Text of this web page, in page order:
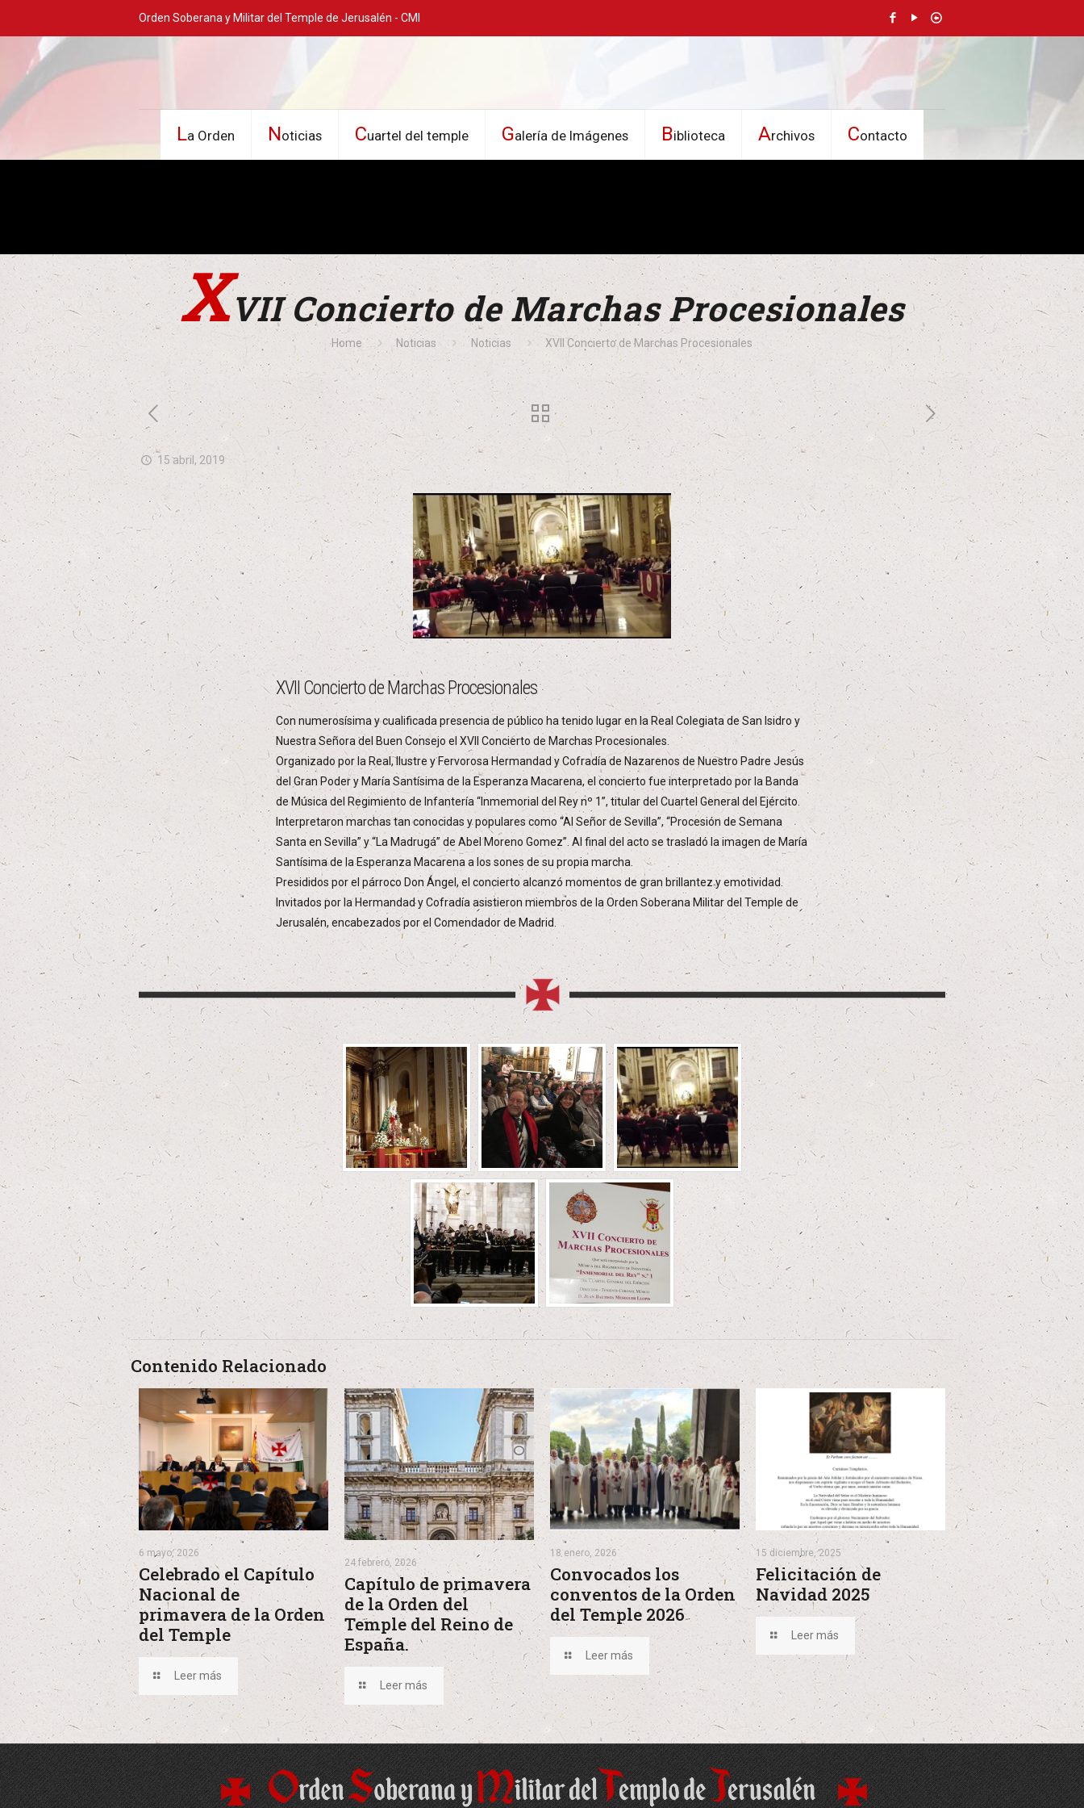
Orden Soberana y Militar del Temple de Jerusalén - CMI
La Orden Noticias Cuartel del temple Galería de Imágenes Biblioteca Archivos Contacto
XVII Concierto de Marchas Procesionales
Home Noticias Noticias XVII Concierto de Marchas Procesionales
15 abril, 2019
XVII Concierto de Marchas Procesionales
Con numerosísima y cualificada presencia de público ha tenido lugar en la Real Colegiata de San Isidro y
Nuestra Señora del Buen Consejo el XVII Concierto de Marchas Procesionales.
Organizado por la Real, Ilustre y Fervorosa Hermandad y Cofradía de Nazarenos de Nuestro Padre Jesús
del Gran Poder y María Santísima de la Esperanza Macarena, el concierto fue interpretado por la Banda
de Música del Regimiento de Infantería “Inmemorial del Rey nº 1”, titular del Cuartel General del Ejército.
Interpretaron marchas tan conocidas y populares como “Al Señor de Sevilla”, “Procesión de Semana
Santa en Sevilla” y “La Madrugá” de Abel Moreno Gomez”. Al final del acto se trasladó la imagen de María
Santísima de la Esperanza Macarena a los sones de su propia marcha.
Presididos por el párroco Don Ángel, el concierto alcanzó momentos de gran brillantez y emotividad.
Invitados por la Hermandad y Cofradía asistieron miembros de la Orden Soberana Militar del Temple de
Jerusalén, encabezados por el Comendador de Madrid.
Contenido Relacionado
6 mayo, 2026
Celebrado el Capítulo
Nacional de
primavera de la Orden
del Temple
Leer más
24 febrero, 2026
Capítulo de primavera
de la Orden del
Temple del Reino de
España.
Leer más
18 enero, 2026
Convocados los
conventos de la Orden
del Temple 2026
Leer más
15 diciembre, 2025
Felicitación de
Navidad 2025
Leer más